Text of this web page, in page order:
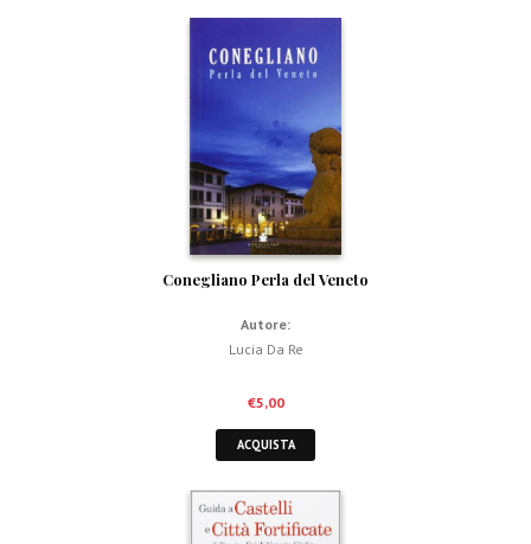
Conegliano Perla del Veneto
Autore:
Lucia Da Re
€5,00
ACQUISTA